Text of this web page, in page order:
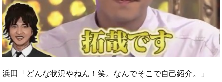
浜田「どんな状況やねん！笑。なんでそこで自己紹介。」